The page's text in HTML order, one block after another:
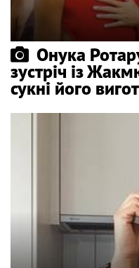
Онука
зустріч із
сукні його